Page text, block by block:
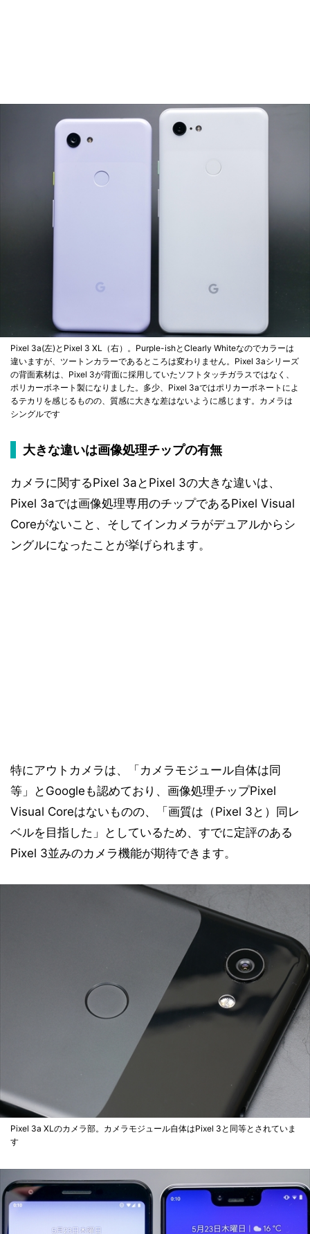
Pixel 3a(左)とPixel 3 XL（右）。Purple-ishとClearly Whiteなのでカラーは
違いますが、ツートンカラーであるところは変わりません。Pixel 3aシリーズ
の背面素材は、Pixel 3が背面に採用していたソフトタッチガラスではなく、
ポリカーボネート製になりました。多少、Pixel 3aではポリカーボネートによ
るテカリを感じるものの、質感に大きな差はないように感じます。カメラは
シングルです
大きな違いは画像処理チップの有無
カメラに関するPixel 3aとPixel 3の大きな違いは、
Pixel 3aでは画像処理専用のチップであるPixel Visual
Coreがないこと、そしてインカメラがデュアルからシ
ングルになったことが挙げられます。
特にアウトカメラは、「カメラモジュール自体は同
等」とGoogleも認めており、画像処理チップPixel
Visual Coreはないものの、「画質は（Pixel 3と）同レ
ベルを目指した」としているため、すでに定評のある
Pixel 3並みのカメラ機能が期待できます。
Pixel 3a XLのカメラ部。カメラモジュール自体はPixel 3と同等とされていま
す